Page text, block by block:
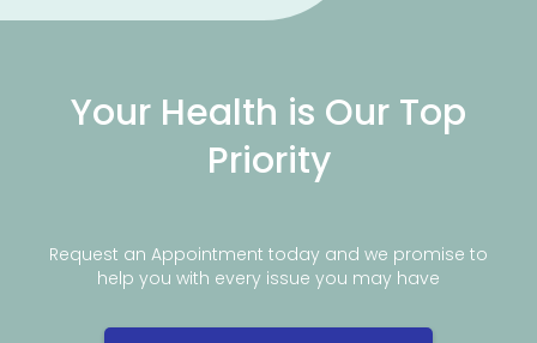
Your Health is Our Top
Priority
Request an Appointment today and we promise to
help you with every issue you may have